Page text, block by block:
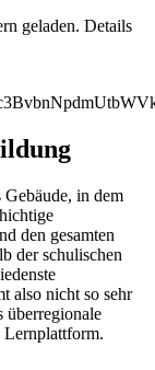
geladen. Details
in dem
den gesamten
der schulischen
also nicht so sehr
überregionale